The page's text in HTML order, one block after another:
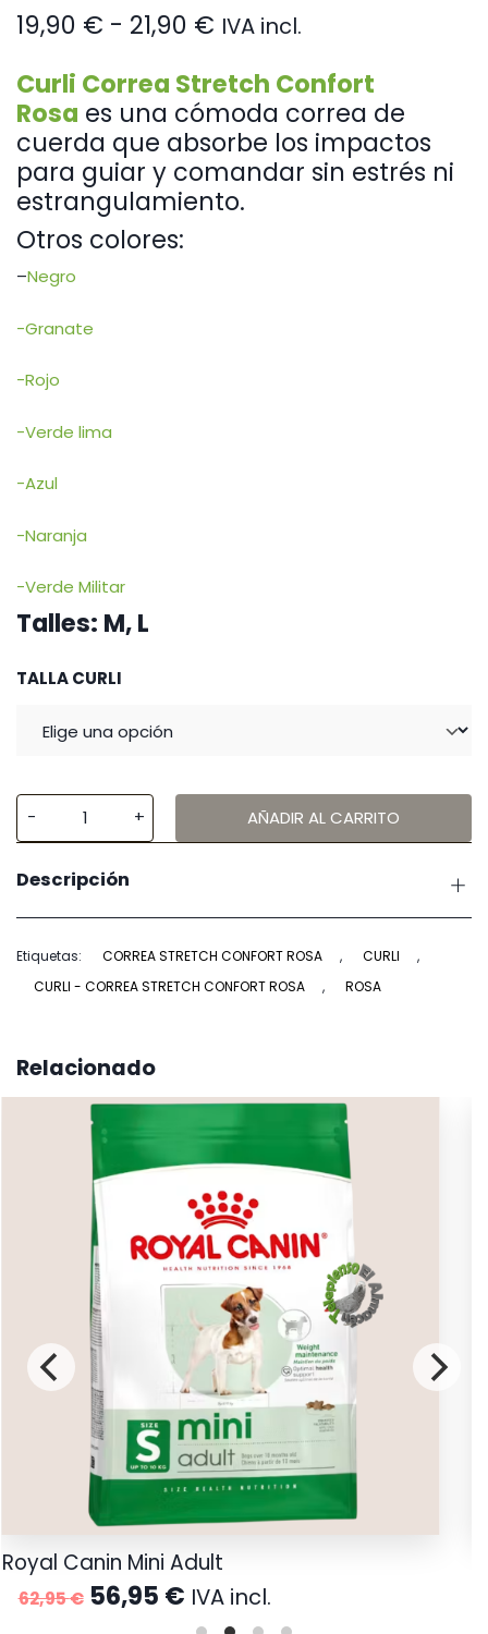
19,90 € - 21,90 € Rango
precios:
desde
19,90 €
hasta
21,90 €
IVA incl.
Curli Correa Stretch Confort
Rosa es una cómoda correa de
cuerda que absorbe los impactos
para guiar y comandar sin estrés ni
estrangulamiento.
Otros colores:
–Negro
-Granate
-Rojo
-Verde lima
-Azul
-Naranja
-Verde Militar
Talles: M, L
TALLA CURLI
Stretch
Confort
cantidad
AÑADIR AL CARRITO
Descripción
Etiquetas: CORREA STRETCH CONFORT ROSA , CURLI
,
CURLI - CORREA STRETCH CONFORT ROSA
, ROSA
Relacionado
Royal Canin Mini Adult
62,95€ El
precio
56,95 €El
precio
IVA incl.